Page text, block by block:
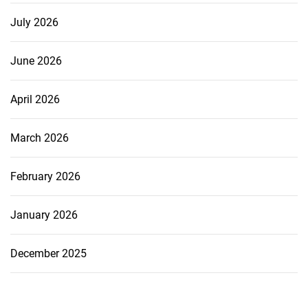
July 2026
June 2026
April 2026
March 2026
February 2026
January 2026
December 2025